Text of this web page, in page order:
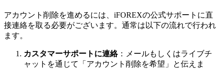
アカウント削除を進めるには、iFOREXの公式サポートに直
接連絡を取る必要がございます。通常は以下の流れで行われ
ます。
カスタマーサポートに連絡：メールもしくはライブチ
ャットを通じて「アカウント削除を希望」と伝えま